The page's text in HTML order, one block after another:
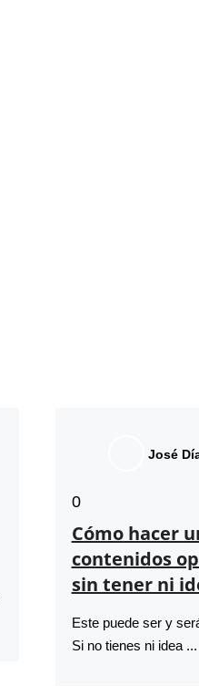
José
0
Cómo hacer
contenidos
sin tener ni
Este puede ser y
Si no tienes ni idea ...